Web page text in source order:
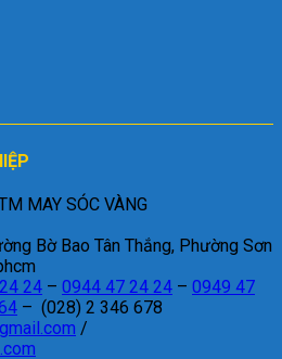
MAY SÓC VÀNG
Bờ Bao Tân Thắng, Phường Sơn
24 – 0944 47 24 24 – 0949 47
– (028) 2 346 678
/